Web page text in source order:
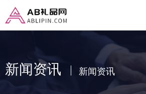
新闻资讯 新闻资讯